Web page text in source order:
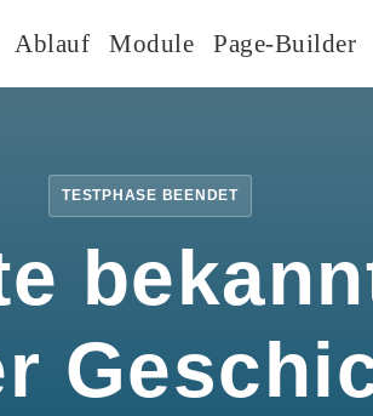
Ablauf Module Page-Builder
TESTPHASE BEENDET